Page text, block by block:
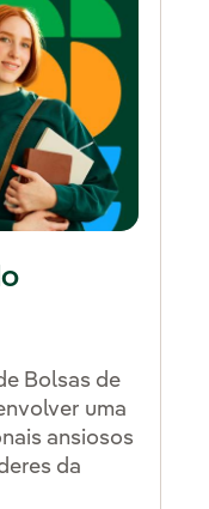
Bolsas de
uma
ansiosos
da